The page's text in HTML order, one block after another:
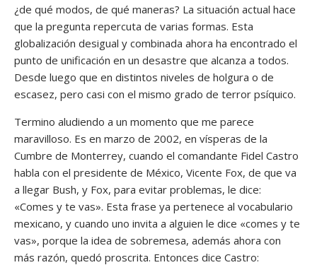
¿de qué modos, de qué maneras? La situación actual hace
que la pregunta repercuta de varias formas. Esta
globalización desigual y combinada ahora ha encontrado el
punto de unificación en un desastre que alcanza a todos.
Desde luego que en distintos niveles de holgura o de
escasez, pero casi con el mismo grado de terror psíquico.
Termino aludiendo a un momento que me parece
maravilloso. Es en marzo de 2002, en vísperas de la
Cumbre de Monterrey, cuando el comandante Fidel Castro
habla con el presidente de México, Vicente Fox, de que va
a llegar Bush, y Fox, para evitar problemas, le dice:
«Comes y te vas». Esta frase ya pertenece al vocabulario
mexicano, y cuando uno invita a alguien le dice «comes y te
vas», porque la idea de sobremesa, además ahora con
más razón, quedó proscrita. Entonces dice Castro: